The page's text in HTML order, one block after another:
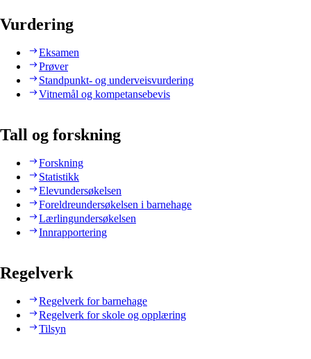
Vurdering
Eksamen
Prøver
Standpunkt- og underveisvurdering
Vitnemål og kompetansebevis
Tall og forskning
Forskning
Statistikk
Elevundersøkelsen
Foreldreundersøkelsen i barnehage
Lærlingundersøkelsen
Innrapportering
Regelverk
Regelverk for barnehage
Regelverk for skole og opplæring
Tilsyn